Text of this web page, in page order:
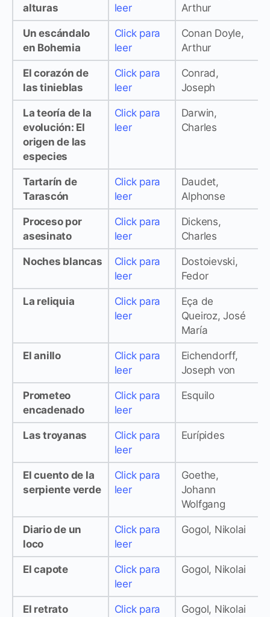
alturas
leer
Arthur
Un escándalo
en Bohemia
Click para
leer
Conan Doyle,
Arthur
El corazón de
las tinieblas
Click para
leer
Conrad,
Joseph
La teoría de la
evolución: El
origen de las
especies
Click para
leer
Darwin,
Charles
Tartarín de
Tarascón
Click para
leer
Daudet,
Alphonse
Proceso por
asesinato
Click para
leer
Dickens,
Charles
Noches blancas
Click para
leer
Dostoievski,
Fedor
La reliquia
Click para
leer
Eça de
Queiroz, José
María
El anillo
Click para
leer
Eichendorff,
Joseph von
Prometeo
encadenado
Click para
leer
Esquilo
Las troyanas
Click para
leer
Eurípides
El cuento de la
serpiente verde
Click para
leer
Goethe,
Johann
Wolfgang
Diario de un
loco
Click para
leer
Gogol, Nikolai
El capote
Click para
leer
Gogol, Nikolai
El retrato Click para Gogol, Nikolai